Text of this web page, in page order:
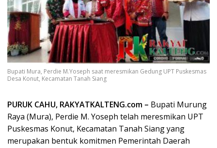
Bupati Mura, Perdie M.Yoseph saat meresmikan Gedung UPT Puskesmas
Desa Konut, Kecamatan Tanah Siang
PURUK CAHU, RAKYATKALTENG.com – Bupati Murung
Raya (Mura), Perdie M. Yoseph telah meresmikan UPT
Puskesmas Konut, Kecamatan Tanah Siang yang
merupakan bentuk komitmen Pemerintah Daerah